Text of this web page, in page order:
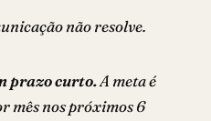
não resolve.
prazo curto.A meta é
mês nos próximos 6